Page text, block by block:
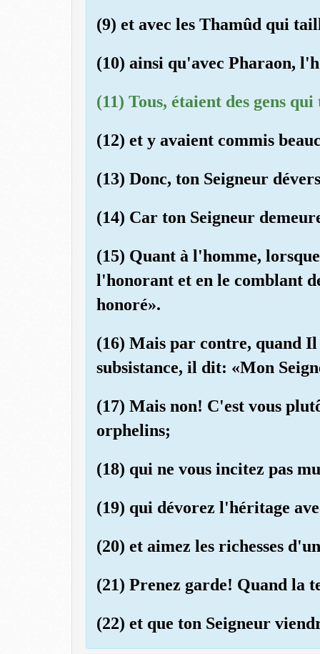
(9) et avec les Thamûd qui
(10) ainsi qu'avec Pharaon,
(11) Tous, étaient des gens
(12) et y avaient commis
(13) Donc, ton Seigneur
(14) Car ton Seigneur
(15) Quant à l'homme,
l'honorant et en le comblant
honoré».
(16) Mais par contre, quand
subsistance, il dit: «Mon
(17) Mais non! C'est vous
orphelins;
(18) qui ne vous incitez pas
(19) qui dévorez l'héritage
(20) et aimez les richesses
(21) Prenez garde! Quand la
(22) et que ton Seigneur